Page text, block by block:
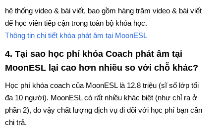
hệ thống video & bài viết, bao gồm hàng trăm video & bài viết
để học viên tiếp cận trong toàn bộ khóa học.
Thông tin chi tiết khóa phát âm tại MoonESL
4. Tại sao học phí khóa Coach phát âm tại
MoonESL lại cao hơn nhiều so với chỗ khác?
Học phí khóa coach của MoonESL là 12.8 triệu (sĩ số lớp tối
đa 10 người). MoonESL có rất nhiều khác biệt (như chỉ ra ở
phần 2), do vậy chất lượng dịch vụ đi đôi với học phí bạn cần
chi trả.